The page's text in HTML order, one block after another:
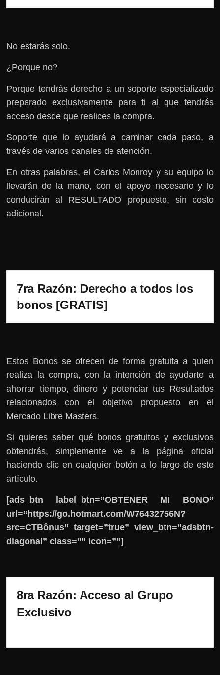
No estarás solo.
¿Porque no?
Porque tendrás derecho a un soporte especializado
preparado exclusivamente para ti al que tendrás
acceso desde que realices la compra.
Soporte que lo ayudará a caminar cada paso, a
través de varios canales de atención.
En otras palabras, el Carlos Monroy y su equipo lo
llevarán de la mano, con el apoyo necesario y lo
conducirán al RESULTADO propuesto, sin costo
adicional.
7ra Razón: Derecho a todos los
bonos [GRATIS]
Estos Bonos se ofrecen de forma gratuita a quien
realiza la compra, con la intención de ayudarte a
ahorrar tiempo, dinero y potenciar tus Resultados
relacionados con el objetivo propuesto en el
Mercado Libre Masters.
Si quieres saber qué bonos gratuitos y exclusivos
obtendrás, simplemente ve a la página oficial
haciendo clic en cualquier botón a lo largo de este
artículo.
[ads_btn label_btn=”OBTENER MI BONO”
url=”https://go.hotmart.com/W76432756N?
src=CTBônus” target=”true” view_btn=”adsbtn-
diagonal” class=”” icon=””]
8ra Razón: Acceso al Grupo